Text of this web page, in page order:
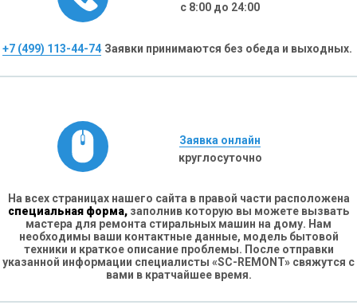
с 8:00 до 24:00
+7 (499) 113-44-74 Заявки принимаются без обеда и выходных.
Заявка онлайн
круглосуточно
На всех страницах нашего сайта в правой части расположена
специальная форма, заполнив которую вы можете вызвать
мастера для ремонта стиральных машин на дому. Нам
необходимы ваши контактные данные, модель бытовой
техники и краткое описание проблемы. После отправки
указанной информации специалисты «SC-REMONT» свяжутся с
вами в кратчайшее время.